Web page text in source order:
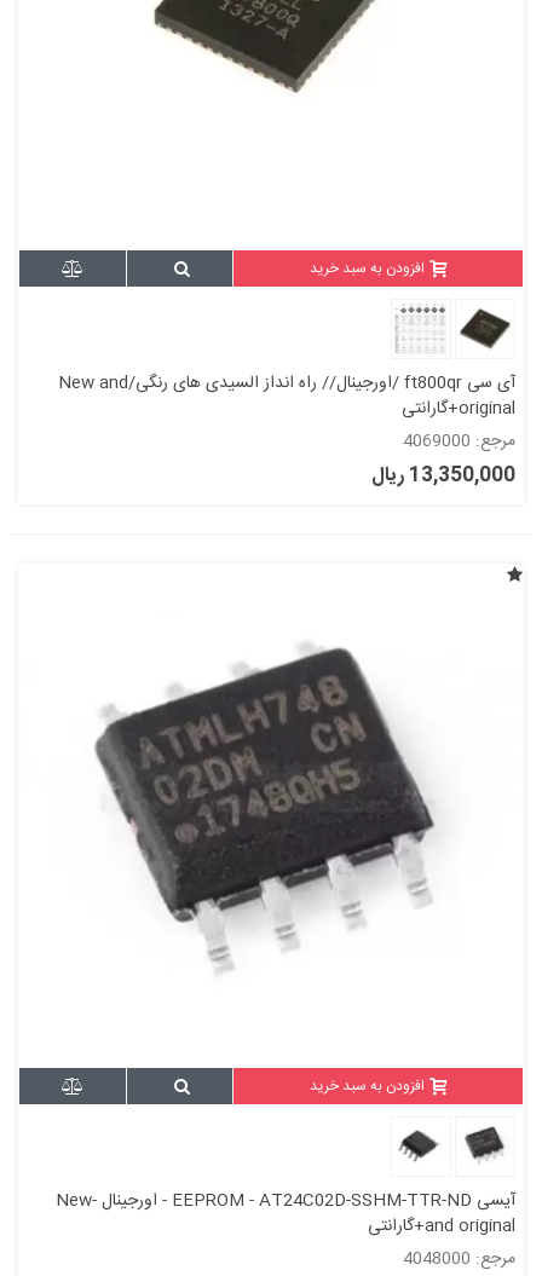
افزودن به سبد خرید
آی سی ft800qr /اورجینال// راه انداز السیدی های رنگی/New and
original+گارانتی
مرجع: 4069000
13,350,000 ریال
افزودن به سبد خرید
آیسی EEPROM - AT24C02D-SSHM-TTR-ND - اورجینال -New
and original+گارانتی
مرجع: 4048000